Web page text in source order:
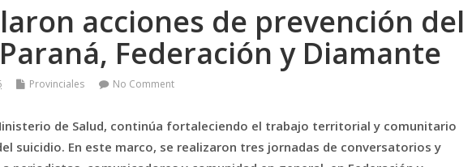
acciones de prevención del
Federación y Diamante
Provinciales No Comment
de Salud, continúa fortaleciendo el trabajo territorial y comunitario
suicidio. En este marco, se realizaron tres jornadas de conversatorios y